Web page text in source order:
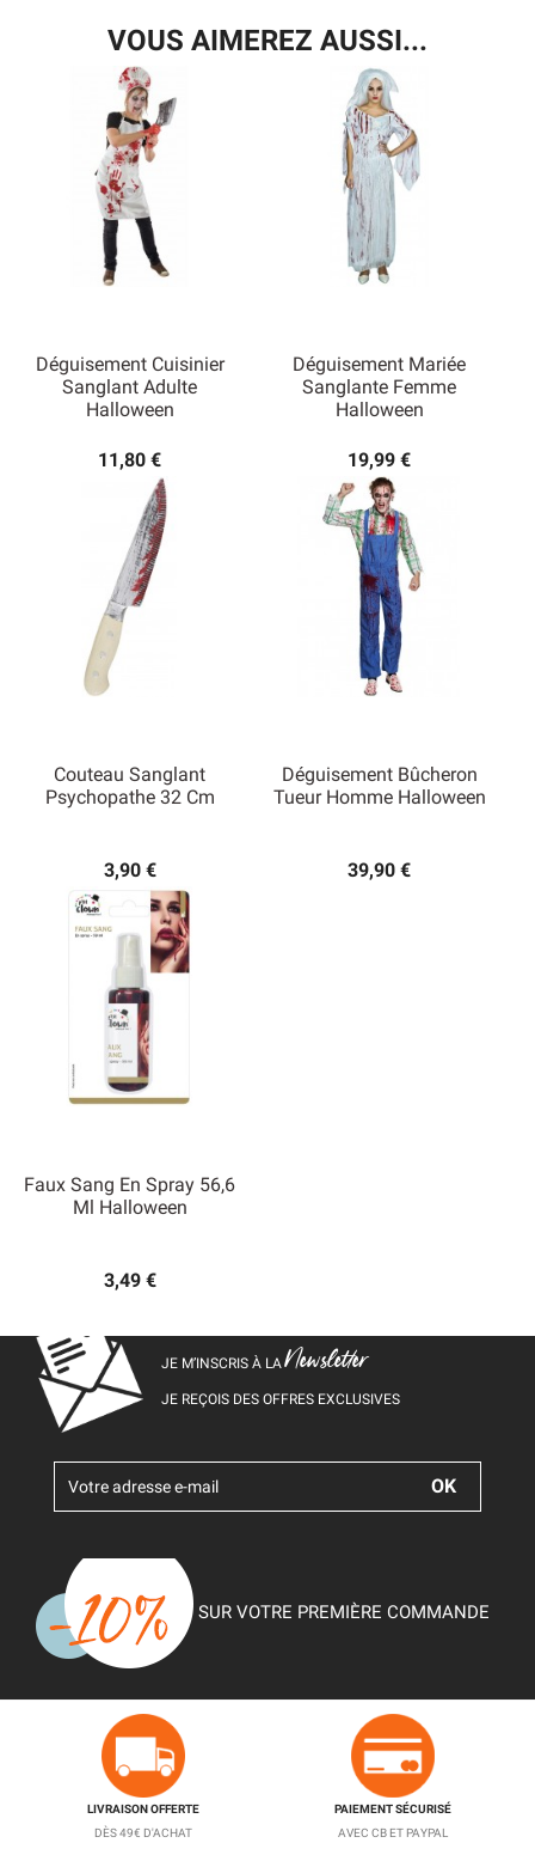
VOUS AIMEREZ AUSSI...
Déguisement Cuisinier
Sanglant Adulte
Halloween
11,80 €
Déguisement Mariée
Sanglante Femme
Halloween
19,99 €
Couteau Sanglant
Psychopathe 32 Cm
3,90 €
Déguisement Bûcheron
Tueur Homme Halloween
39,90 €
Faux Sang En Spray 56,6
Ml Halloween
3,49 €
JE M’INSCRIS À LANewsletter
JE REÇOIS DES OFFRES EXCLUSIVES
SUR VOTRE PREMIÈRE COMMANDE
LIVRAISON OFFERTE
DÈS 49€ D'ACHAT
PAIEMENT SÉCURISÉ
AVEC CB ET PAYPAL